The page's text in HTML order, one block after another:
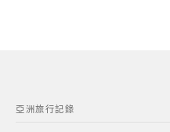
亞洲旅行記錄